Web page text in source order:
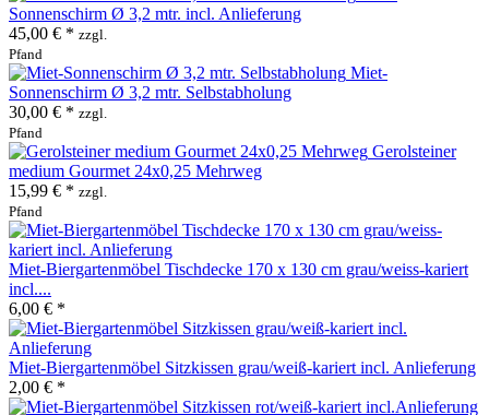
Sonnenschirm Ø 3,2 mtr. incl. Anlieferung
45,00 € * zzgl.
Pfand
Miet-
Sonnenschirm Ø 3,2 mtr. Selbstabholung
30,00 € * zzgl.
Pfand
Gerolsteiner
medium Gourmet 24x0,25 Mehrweg
15,99 € * zzgl.
Pfand
Miet-Biergartenmöbel Tischdecke 170 x 130 cm grau/weiss-kariert
incl....
6,00 € *
Miet-Biergartenmöbel Sitzkissen grau/weiß-kariert incl. Anlieferung
2,00 € *